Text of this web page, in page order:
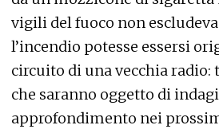
vigili del fuoco non
l’incendio potesse essersi
circuito di una vecchia radio:
che saranno oggetto di
approfondimento nei